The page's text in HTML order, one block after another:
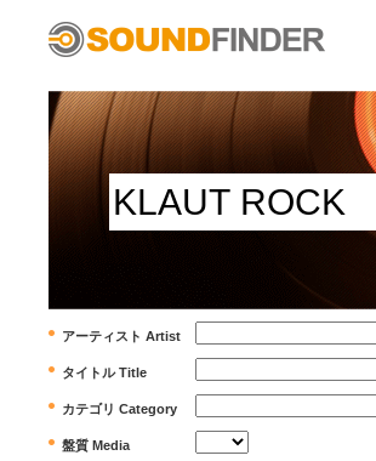
アーティスト Artist
タイトル Title
カテゴリ Category
盤質 Media